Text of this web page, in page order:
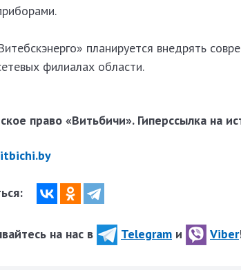
планируется внедрять
филиалах области.
право «Витьбичи». Гиперссылка на
на нас в Telegram и Viber